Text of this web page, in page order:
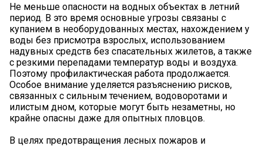
Не меньше опасности на водных объектах в летний
период. В это время основные угрозы связаны с
купанием в необорудованных местах, нахождением у
воды без присмотра взрослых, использованием
надувных средств без спасательных жилетов, а также
с резкими перепадами температур воды и воздуха.
Поэтому профилактическая работа продолжается.
Особое внимание уделяется разъяснению рисков,
связанных с сильным течением, водоворотами и
илистым дном, которые могут быть незаметны, но
крайне опасны даже для опытных пловцов.
В целях предотвращения лесных пожаров и